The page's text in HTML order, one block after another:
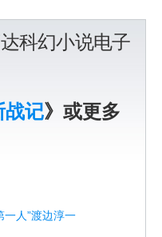
科幻小说电子
战记》或更多
一人”渡边淳一